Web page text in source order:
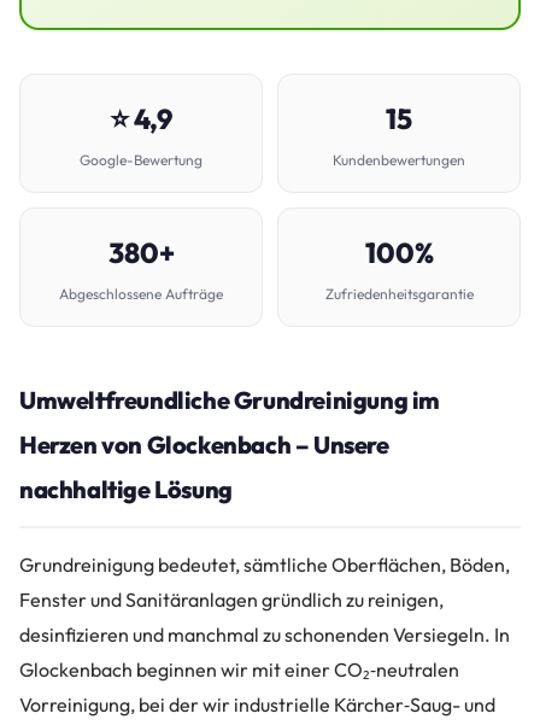
⭐ 4,9
Google-Bewertung
15
Kundenbewertungen
380+
Abgeschlossene Aufträge
100%
Zufriedenheitsgarantie
Umweltfreundliche Grundreinigung im
Herzen von Glockenbach – Unsere
nachhaltige Lösung
Grundreinigung bedeutet, sämtliche Oberflächen, Böden,
Fenster und Sanitäranlagen gründlich zu reinigen,
desinfizieren und manchmal zu schonenden Versiegeln. In
Glockenbach beginnen wir mit einer CO₂‑neutralen
Vorreinigung, bei der wir industrielle Kärcher‑Saug- und